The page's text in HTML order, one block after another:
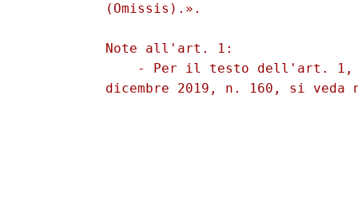
          (Omissis).».
          Note all'art. 1:
- Per il testo dell'art.